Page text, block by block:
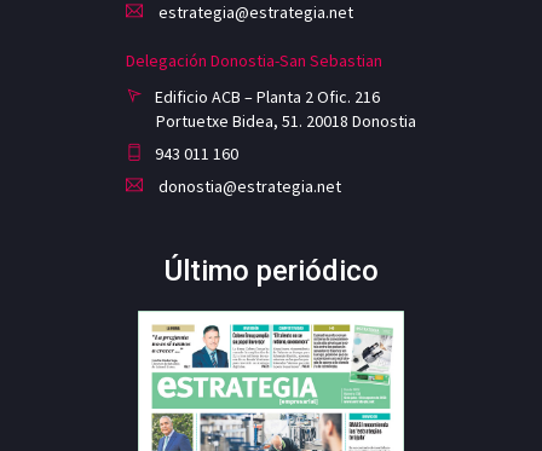
estrategia@estrategia.net
Delegación Donostia-San Sebastian
Edificio ACB – Planta 2 Ofic. 216
Portuetxe Bidea, 51. 20018 Donostia
943 011 160
donostia@estrategia.net
Último periódico